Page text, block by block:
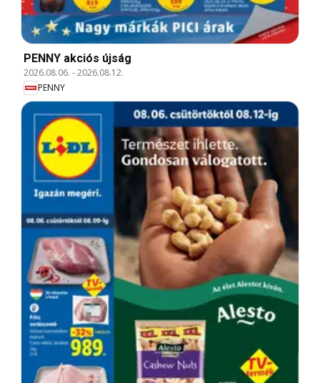
PENNY akciós újság
2026.08.06. -2026.08.12.
PENNY